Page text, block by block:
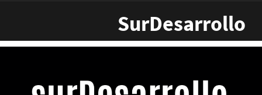
SurDesarrollo